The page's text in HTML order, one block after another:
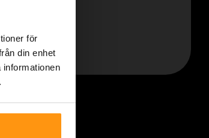
för
din enhet
Stockholm